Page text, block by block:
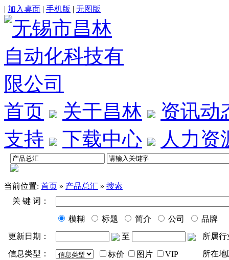
| 加入桌面 | 手机版 | 无图版
首页 关于昌林
资讯动
支持
下载中心 人力资
当前位置: 首页 » 产品总汇 » 搜索
关 键 词：
模糊 标题 简介 公司
品牌
更新日期：
至
所属行
信息类型：
标价 图片 VIP 所在地